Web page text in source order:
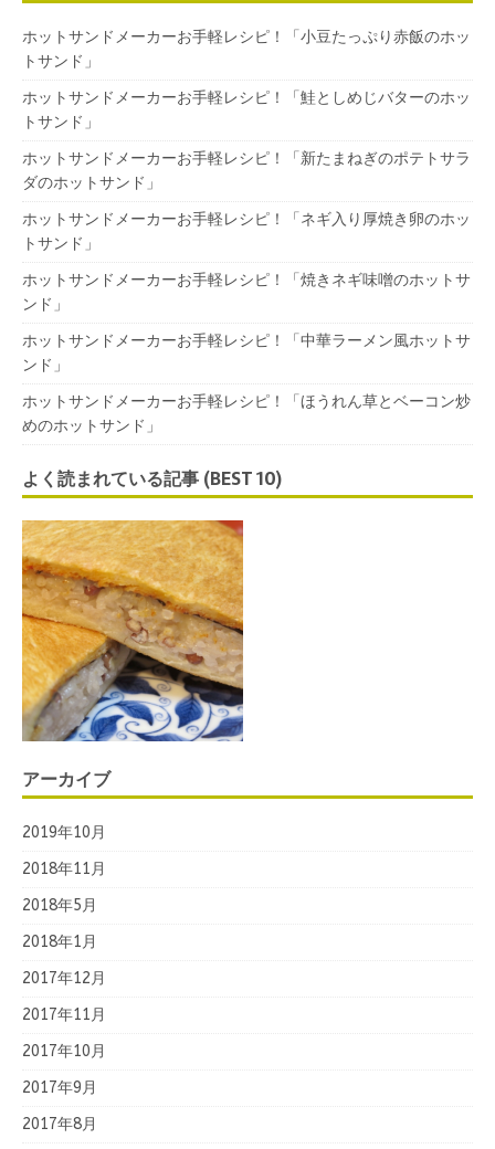
ホットサンドメーカーお手軽レシピ！「小豆たっぷり赤飯のホッ
トサンド」
ホットサンドメーカーお手軽レシピ！「鮭としめじバターのホッ
トサンド」
ホットサンドメーカーお手軽レシピ！「新たまねぎのポテトサラ
ダのホットサンド」
ホットサンドメーカーお手軽レシピ！「ネギ入り厚焼き卵のホッ
トサンド」
ホットサンドメーカーお手軽レシピ！「焼きネギ味噌のホットサ
ンド」
ホットサンドメーカーお手軽レシピ！「中華ラーメン風ホットサ
ンド」
ホットサンドメーカーお手軽レシピ！「ほうれん草とベーコン炒
めのホットサンド」
よく読まれている記事 (BEST 10)
アーカイブ
2019年10月
2018年11月
2018年5月
2018年1月
2017年12月
2017年11月
2017年10月
2017年9月
2017年8月